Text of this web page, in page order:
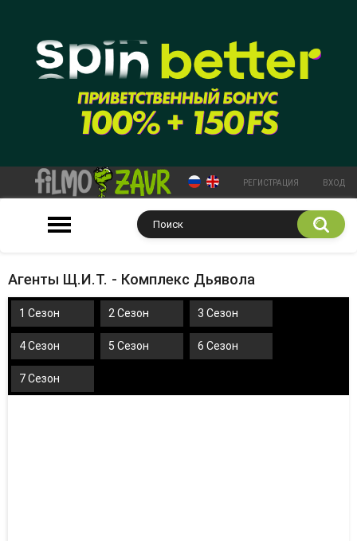
РЕГИСТРАЦИЯ ВХОД
Агенты Щ.И.Т. - Комплекс Дьявола
1 Сезон 2 Сезон 3 Сезон
4 Сезон 5 Сезон 6 Сезон
7 Сезон